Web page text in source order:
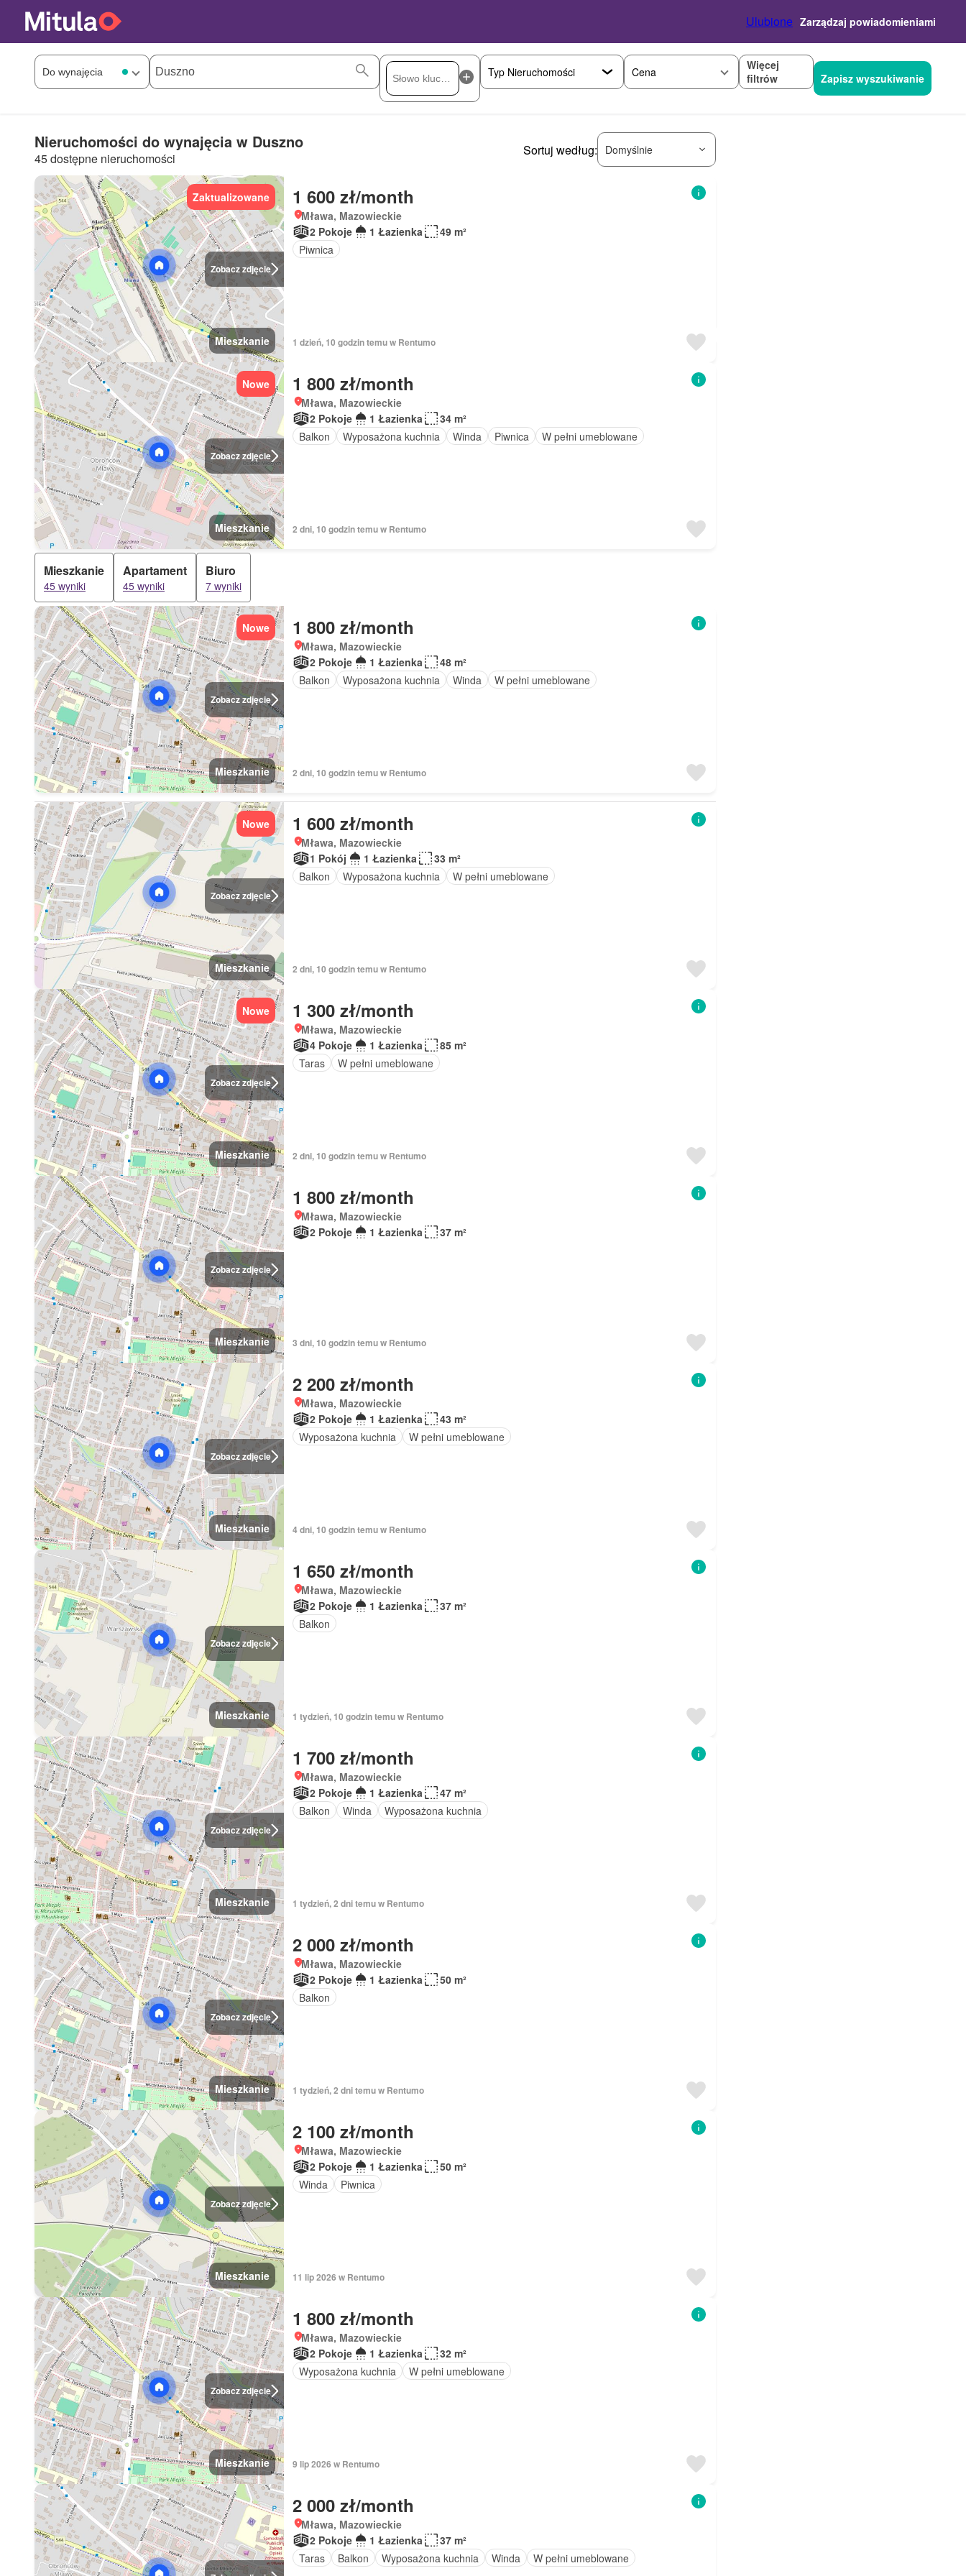
Ulubione Zarządzaj powiadomieniami
Cena
Więcej
filtrów
Zapisz wyszukiwanie
Nieruchomości do wynajęcia w Duszno
45 dostępne nieruchomości
Sortuj według: Domyślnie
Zobacz zdjęcie
Zaktualizowane
Mieszkanie
1 600 zł/month
Mława, Mazowieckie
2 Pokoje
1 Łazienka
49 m²
Piwnica
1 dzień, 10 godzin temu w Rentumo
Zobacz zdjęcie
Nowe
Mieszkanie
1 800 zł/month
Mława, Mazowieckie
2 Pokoje
1 Łazienka
34 m²
Balkon
Wyposażona kuchnia Winda Piwnica W pełni umeblowane
2 dni, 10 godzin temu w Rentumo
Mieszkanie
45 wyniki
Apartament
45 wyniki
Biuro
7 wyniki
Zobacz zdjęcie
Nowe
Mieszkanie
1 800 zł/month
Mława, Mazowieckie
2 Pokoje
1 Łazienka
48 m²
Balkon
Wyposażona kuchnia Winda W pełni umeblowane
2 dni, 10 godzin temu w Rentumo
Zobacz zdjęcie
Nowe
Mieszkanie
1 600 zł/month
Mława, Mazowieckie
1 Pokój
1 Łazienka
33 m²
Balkon
Wyposażona kuchnia W pełni umeblowane
2 dni, 10 godzin temu w Rentumo
Zobacz zdjęcie
Nowe
Mieszkanie
1 300 zł/month
Mława, Mazowieckie
4 Pokoje
1 Łazienka
85 m²
Taras
W pełni umeblowane
2 dni, 10 godzin temu w Rentumo
Zobacz zdjęcie
Mieszkanie
1 800 zł/month
Mława, Mazowieckie
2 Pokoje
1 Łazienka 37 m²
3 dni, 10 godzin temu w Rentumo
Zobacz zdjęcie
Mieszkanie
2 200 zł/month
Mława, Mazowieckie
2 Pokoje
1 Łazienka
43 m²
Wyposażona kuchnia
W pełni umeblowane
4 dni, 10 godzin temu w Rentumo
Zobacz zdjęcie
Mieszkanie
1 650 zł/month
Mława, Mazowieckie
2 Pokoje
1 Łazienka
37 m²
Balkon
1 tydzień, 10 godzin temu w Rentumo
Zobacz zdjęcie
Mieszkanie
1 700 zł/month
Mława, Mazowieckie
2 Pokoje
1 Łazienka
47 m²
Balkon
Winda Wyposażona kuchnia
1 tydzień, 2 dni temu w Rentumo
Zobacz zdjęcie
Mieszkanie
2 000 zł/month
Mława, Mazowieckie
2 Pokoje
1 Łazienka
50 m²
Balkon
1 tydzień, 2 dni temu w Rentumo
Zobacz zdjęcie
Mieszkanie
2 100 zł/month
Mława, Mazowieckie
2 Pokoje
1 Łazienka
50 m²
Winda
Piwnica
11 lip 2026 w Rentumo
Zobacz zdjęcie
Mieszkanie
1 800 zł/month
Mława, Mazowieckie
2 Pokoje
1 Łazienka
32 m²
Wyposażona kuchnia
W pełni umeblowane
9 lip 2026 w Rentumo
2 000 zł/month
Mława, Mazowieckie
2 Pokoje
1 Łazienka
37 m²
Taras
Balkon Wyposażona kuchnia Winda W pełni umeblowane